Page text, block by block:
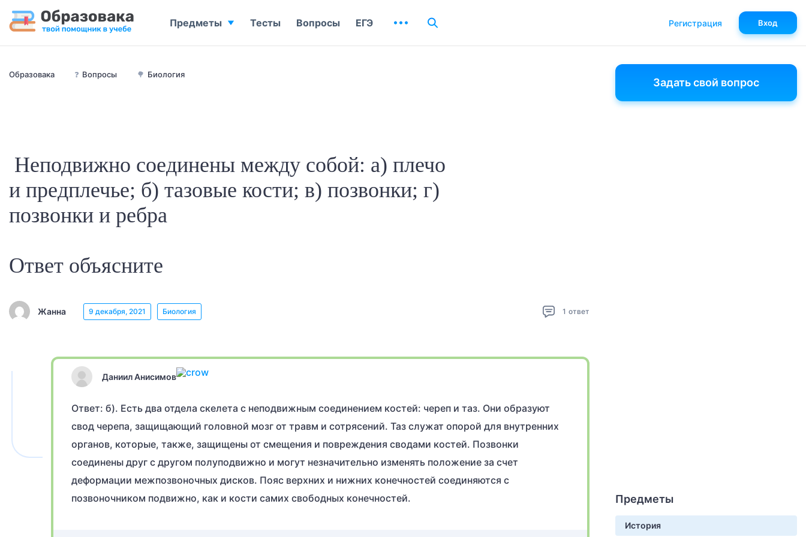
Образовака ❓ Вопросы 🌳 Биология
Неподвижно соединены между собой: а) плечо
и предплечье; б) тазовые кости; в) позвонки; г)
позвонки и ребра
Ответ объясните
Жанна 9 декабря, 2021 Биология 1 ответ
Даниил Анисимов
Ответ: б). Есть два отдела скелета с неподвижным соединением костей: череп и таз. Они образуют
свод черепа, защищающий головной мозг от травм и сотрясений. Таз служат опорой для внутренних
органов, которые, также, защищены от смещения и повреждения сводами костей. Позвонки
соединены друг с другом полуподвижно и могут незначительно изменять положение за счет
деформации межпозвоночных дисков. Пояс верхних и нижних конечностей соединяются с
позвоночником подвижно, как и кости самих свободных конечностей.
Задать свой вопрос
Предметы
История
Предметы Тесты Вопросы ЕГЭ Регистрация Вход